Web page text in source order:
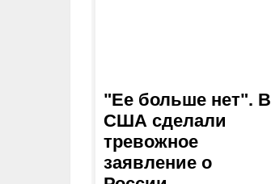
"Ее больше нет". В
США сделали
тревожное
заявление о